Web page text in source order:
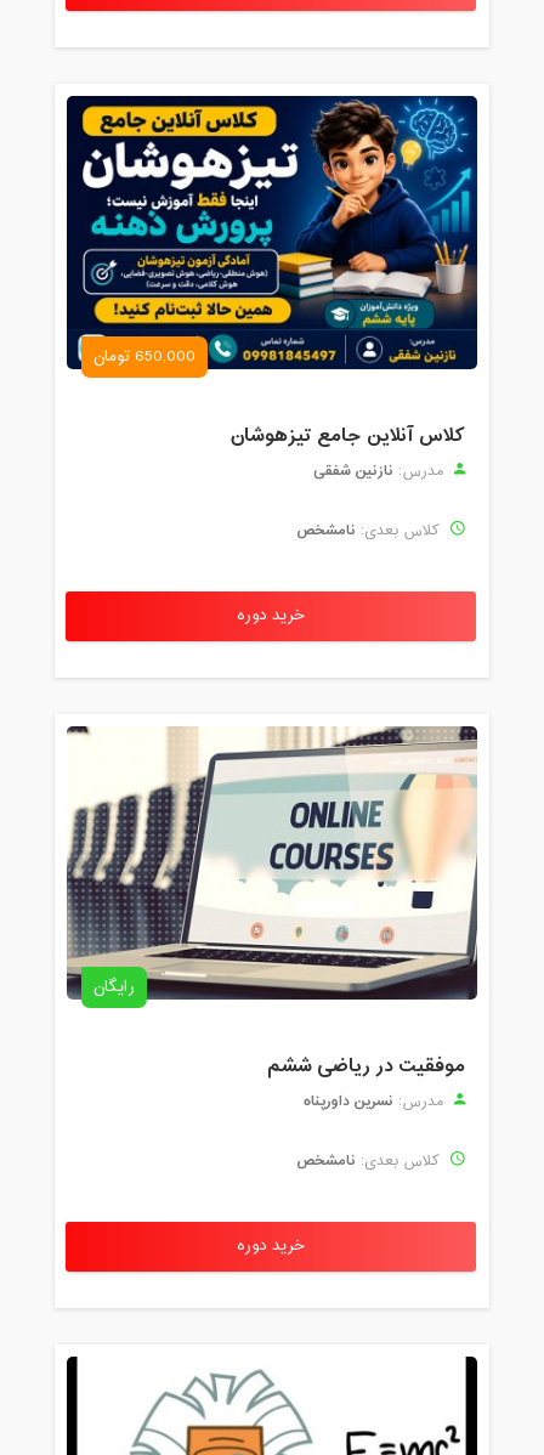
650,000 تومان
کلاس آنلاین جامع تیزهوشان
مدرس: نازنین شفقی
کلاس بعدی: نامشخص
خرید دوره
رایگان
موفقیت در ریاضی ششم
مدرس: نسرین داورپناه
کلاس بعدی: نامشخص
خرید دوره